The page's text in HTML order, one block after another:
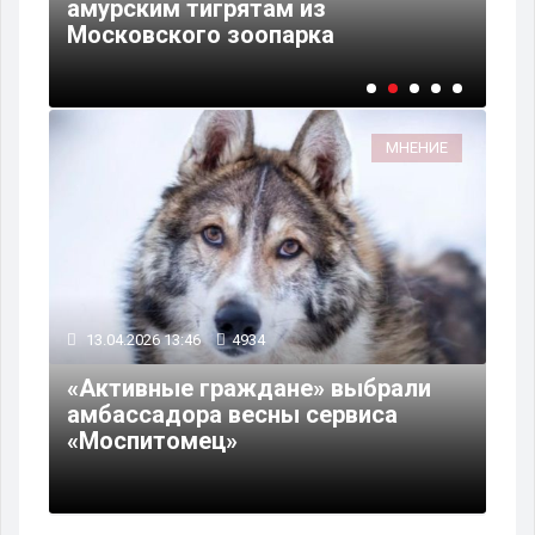
амурским тигрятам из
Московского зоопарка
МНЕНИЕ
13.04.2026 13:46 4934
«Активные граждане» выбрали
амбассадора весны сервиса
«Моспитомец»